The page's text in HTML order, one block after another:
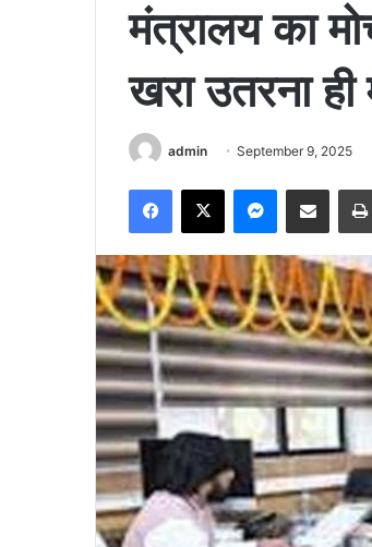
मंत्रालय का
खरा उतरना
admin September 9, 2025
Facebook
X Messenger
Share via Email